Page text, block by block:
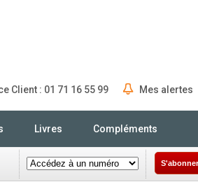
Client : 01 71 16 55 99 Mes alertes
Livres Compléments
S'abonner